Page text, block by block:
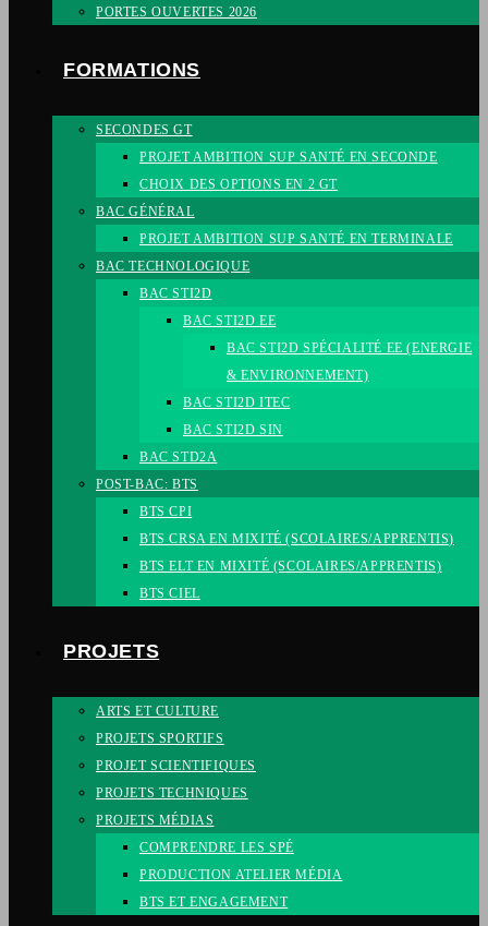
PORTES OUVERTES 2026
FORMATIONS
SECONDES GT
PROJET AMBITION SUP SANTÉ EN SECONDE
CHOIX DES OPTIONS EN 2 GT
BAC GÉNÉRAL
PROJET AMBITION SUP SANTÉ EN TERMINALE
BAC TECHNOLOGIQUE
BAC STI2D
BAC STI2D EE
BAC STI2D SPÉCIALITÉ EE (ENERGIE
& ENVIRONNEMENT)
BAC STI2D ITEC
BAC STI2D SIN
BAC STD2A
POST-BAC: BTS
BTS CPI
BTS CRSA EN MIXITÉ (SCOLAIRES/APPRENTIS)
BTS ELT EN MIXITÉ (SCOLAIRES/APPRENTIS)
BTS CIEL
PROJETS
ARTS ET CULTURE
PROJETS SPORTIFS
PROJET SCIENTIFIQUES
PROJETS TECHNIQUES
PROJETS MÉDIAS
COMPRENDRE LES SPÉ
PRODUCTION ATELIER MÉDIA
BTS ET ENGAGEMENT